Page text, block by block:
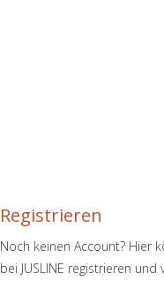
Registrieren
Noch keinen Account? Hier
bei JUSLINE registrieren und